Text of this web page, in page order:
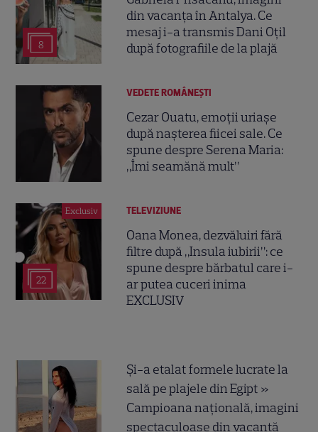
8
din vacanța în Antalya. Ce
mesaj i-a transmis Dani Oțil
după fotografiile de la plajă
VEDETE ROMÂNEŞTI
Cezar Ouatu, emoții uriașe
după nașterea fiicei sale. Ce
spune despre Serena Maria:
„Îmi seamănă mult”
Exclusiv
22
TELEVIZIUNE
Oana Monea, dezvăluiri fără
filtre după „Insula iubirii”: ce
spune despre bărbatul care i-
ar putea cuceri inima
EXCLUSIV
Și-a etalat formele lucrate la
sală pe plajele din Egipt »
Campioana națională, imagini
spectaculoase din vacanță